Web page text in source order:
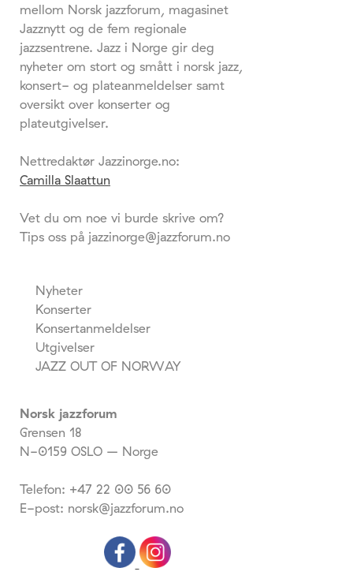
mellom Norsk jazzforum, magasinet
Jazznytt og de fem regionale
jazzsentrene. Jazz i Norge gir deg
nyheter om stort og smått i norsk jazz,
konsert- og plateanmeldelser samt
oversikt over konserter og
plateutgivelser.
Nettredaktør Jazzinorge.no:
Camilla Slaattun
Vet du om noe vi burde skrive om?
Tips oss på jazzinorge@jazzforum.no
Nyheter
Konserter
Konsertanmeldelser
Utgivelser
JAZZ OUT OF NORWAY
Norsk jazzforum
Grensen 18
N-0159 OSLO – Norge
Telefon: +47 22 00 56 60
E-post: norsk@jazzforum.no